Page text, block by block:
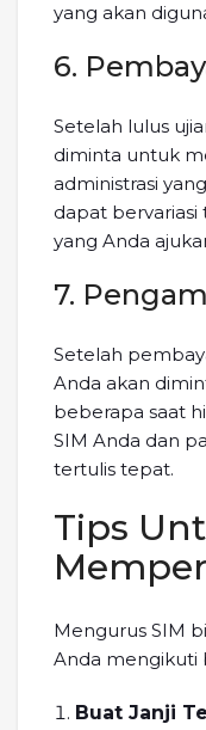
yang akan
6.
Setelah lulus
diminta untuk
administrasi
dapat bervariasi
yang Anda
7.
Setelah
Anda akan
beberapa saat
SIM Anda dan
tertulis tepat.
Tips
Mengurus SIM
Anda mengikuti
Buat Janji